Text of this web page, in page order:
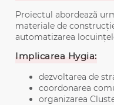
Proiectul abordează
materiale de
automatizarea
Implicarea Hygia:
dezvoltarea de
coordonarea
organizarea